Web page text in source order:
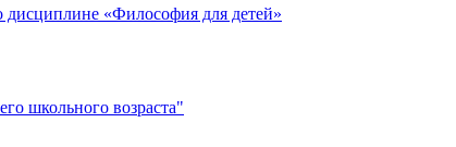
дисциплине «Философия для детей»
школьного возраста"